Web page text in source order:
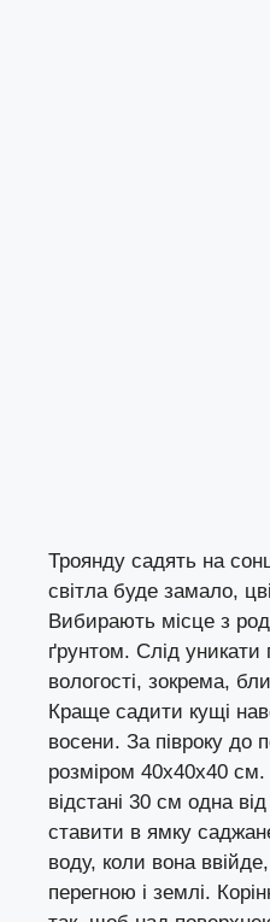
Троянду садять на
світла буде замало,
Вибирають місце з
ґрунтом. Слід уникати
вологості, зокрема,
Краще садити кущі
восени. За півроку до
розміром 40х40х40
відстані 30 см одна
ставити в ямку
воду, коли вона
перегною і землі.